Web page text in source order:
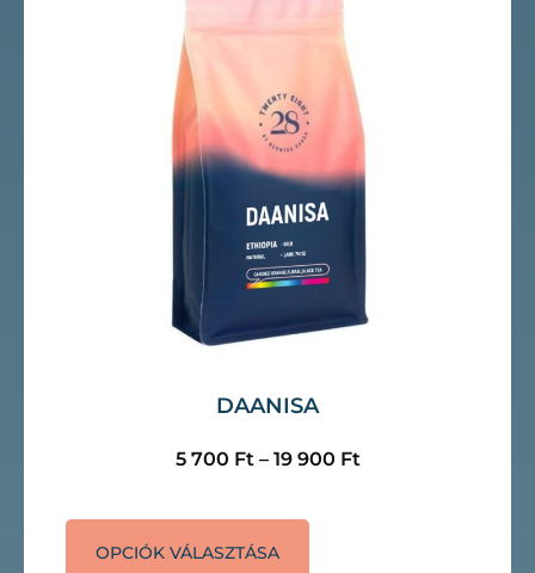
DAANISA
5 700 Ft – 19 900 Ft
OPCIÓK VÁLASZTÁSA